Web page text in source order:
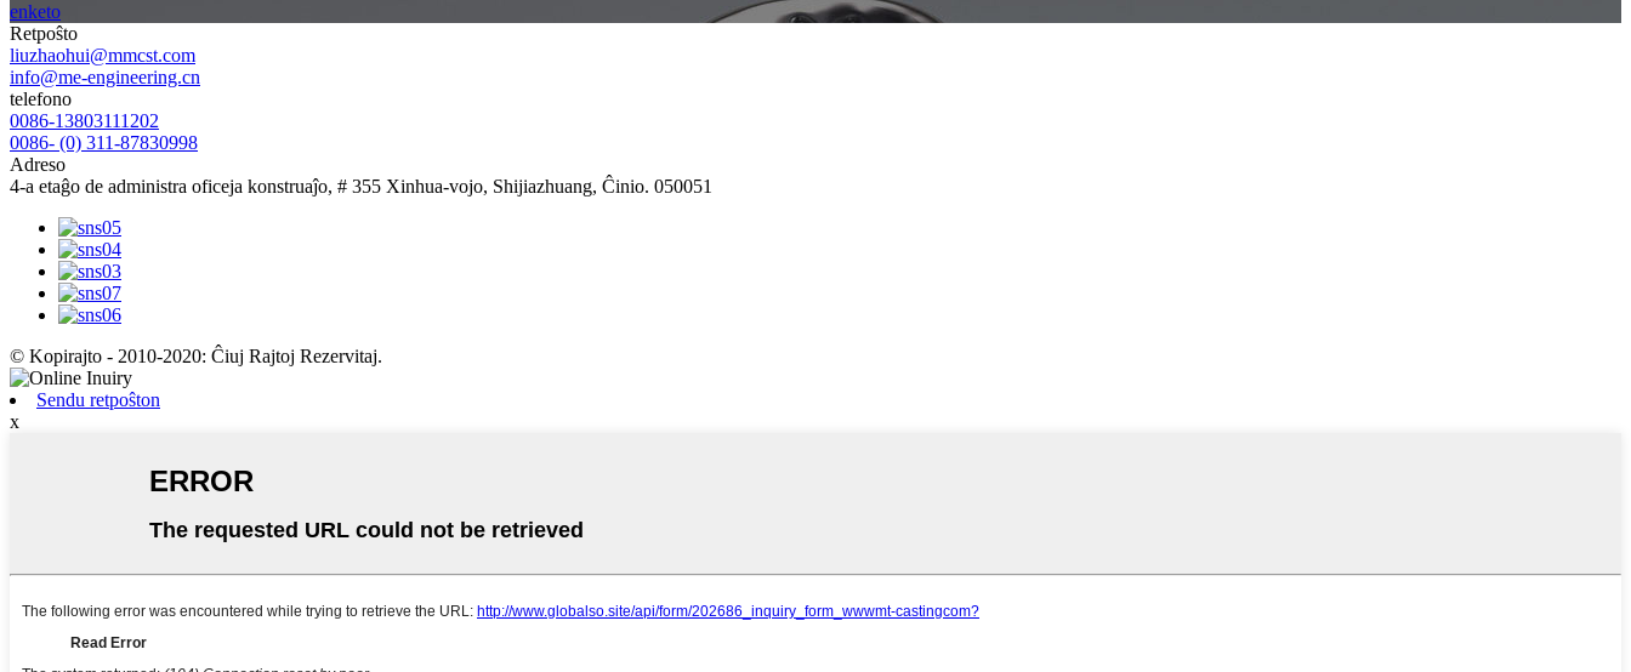
enketo
Retpoŝto
liuzhaohui@mmcst.com
info@me-engineering.cn
telefono
0086-13803111202
0086- (0) 311-87830998
Adreso
4-a etaĝo de administra oficeja konstruaĵo, # 355 Xinhua-vojo, Shijiazhuang, Ĉinio. 050051
© Kopirajto - 2010-2020: Ĉiuj Rajtoj Rezervitaj.
Sendu retpoŝton
x